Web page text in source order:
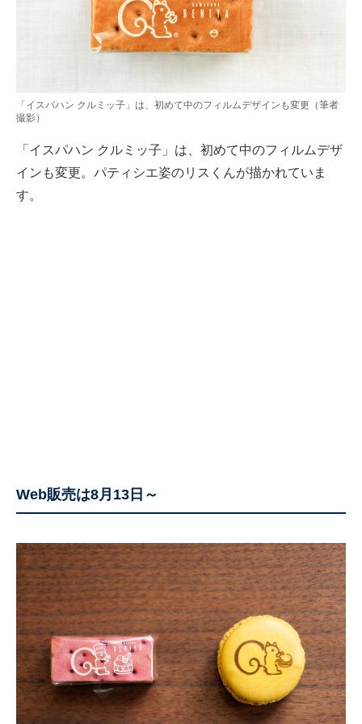
「イスパハン クルミッ子」は、初めて中のフィルムデザインも変更（筆者
撮影）
「イスパハン クルミッ子」は、初めて中のフィルムデザ
インも変更。パティシエ姿のリスくんが描かれていま
す。
Web販売は8月13日～